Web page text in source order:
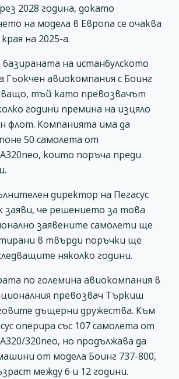
2028 година, докато
на модела в Европа се очаква
на 2025-а.
на истанбулското
Гьокчен авиокомпания с Боинг
тъй като превозвачът
години премина на изцяло
флот. Компанията има да
50 самолета от
които поръча преди
директор на Пегасус
че решението за това
заявените самолети ще
в твърди поръчки ще
няколко години.
по големина авиокомпания в
превозвач Търкиш
дъщерни дружества. Към
оперира със 107 самолета от
320neo, но продължава да
от модела Боинг 737-800,
между 6 и 12 години.